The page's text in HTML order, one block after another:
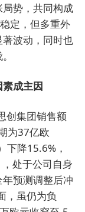
势，共同构成
定，但多重外
波动，同时也
成主因
创集团销售额
为37亿欧
下降15.6%，
处于公司自身
预测调整后冲
，虽仍为负